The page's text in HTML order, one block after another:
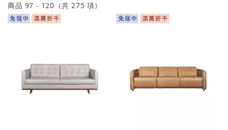
商品 97 - 120 （共275 項）